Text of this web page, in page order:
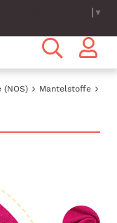
▼
Mantelstoffe